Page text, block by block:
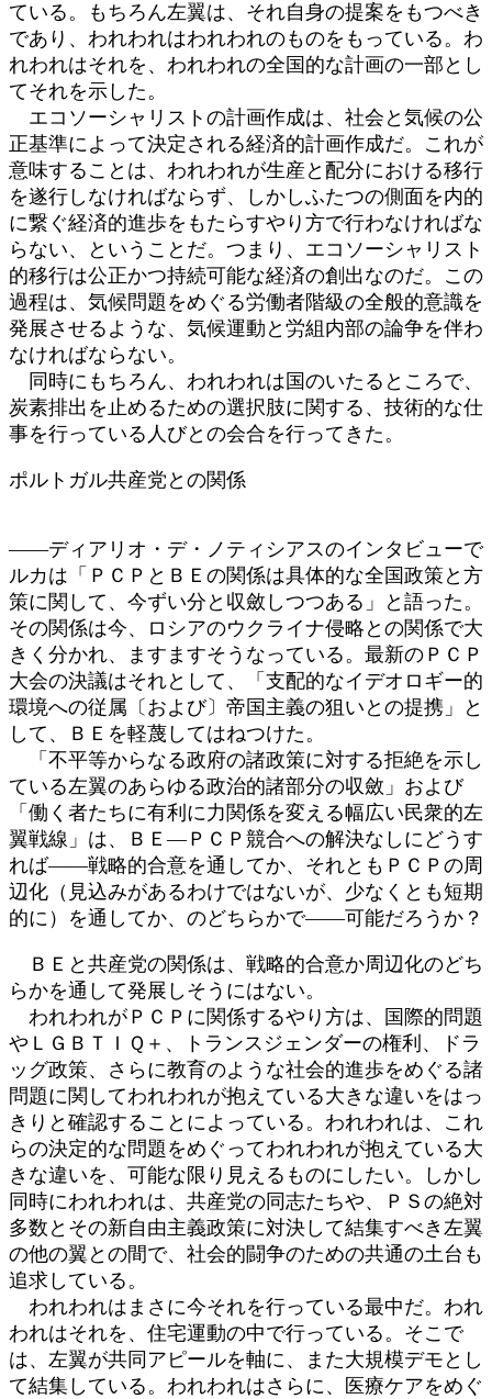
ている。もちろん左翼は、それ自身の提案をもつべき
であり、われわれはわれわれのものをもっている。わ
れわれはそれを、われわれの全国的な計画の一部とし
てそれを示した。
エコソーシャリストの計画作成は、社会と気候の公
正基準によって決定される経済的計画作成だ。これが
意味することは、われわれが生産と配分における移行
を遂行しなければならず、しかしふたつの側面を内的
に繋ぐ経済的進歩をもたらすやり方で行わなければな
らない、ということだ。つまり、エコソーシャリスト
的移行は公正かつ持続可能な経済の創出なのだ。この
過程は、気候問題をめぐる労働者階級の全般的意識を
発展させるような、気候運動と労組内部の論争を伴わ
なければならない。
同時にもちろん、われわれは国のいたるところで、
炭素排出を止めるための選択肢に関する、技術的な仕
事を行っている人びとの会合を行ってきた。
ポルトガル共産党との関係
――ディアリオ・デ・ノティシアスのインタビューで
ルカは「ＰＣＰとＢＥの関係は具体的な全国政策と方
策に関して、今ずい分と収斂しつつある」と語った。
その関係は今、ロシアのウクライナ侵略との関係で大
きく分かれ、ますますそうなっている。最新のＰＣＰ
大会の決議はそれとして、「支配的なイデオロギー的
環境への従属〔および〕帝国主義の狙いとの提携」と
して、ＢＥを軽蔑してはねつけた。
「不平等からなる政府の諸政策に対する拒絶を示し
ている左翼のあらゆる政治的諸部分の収斂」および
「働く者たちに有利に力関係を変える幅広い民衆的左
翼戦線」は、ＢＥ―ＰＣＰ競合への解決なしにどうす
れば――戦略的合意を通してか、それともＰＣＰの周
辺化（見込みがあるわけではないが、少なくとも短期
的に）を通してか、のどちらかで――可能だろうか？
ＢＥと共産党の関係は、戦略的合意か周辺化のどち
らかを通して発展しそうにはない。
われわれがＰＣＰに関係するやり方は、国際的問題
やＬＧＢＴＩＱ＋、トランスジェンダーの権利、ドラ
ッグ政策、さらに教育のような社会的進歩をめぐる諸
問題に関してわれわれが抱えている大きな違いをはっ
きりと確認することによっている。われわれは、これ
らの決定的な問題をめぐってわれわれが抱えている大
きな違いを、可能な限り見えるものにしたい。しかし
同時にわれわれは、共産党の同志たちや、ＰＳの絶対
多数とその新自由主義政策に対決して結集すべき左翼
の他の翼との間で、社会的闘争のための共通の土台も
追求している。
われわれはまさに今それを行っている最中だ。われ
われはそれを、住宅運動の中で行っている。そこで
は、左翼が共同アピールを軸に、また大規模デモとし
て結集している。われわれはさらに、医療ケアをめぐ